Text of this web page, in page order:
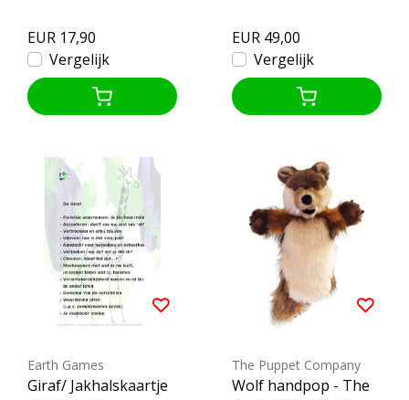
EUR 17,90
Vergelijk
EUR 49,00
Vergelijk
Earth Games
Giraf/ Jakhalskaartje
The Puppet Company
Wolf handpop - The